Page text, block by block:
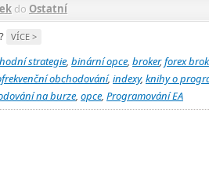
do Ostatní
VÍCE >
strategie, binární opce, broker,forex
obchodování, indexy, knihy o
na burze, opce, Programování EA